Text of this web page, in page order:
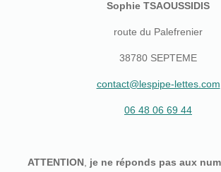
Sophie TSAOUSSIDIS
route du Palefrenier
38780 SEPTEME
contact@lespipe-lettes.com
06 48 06 69 44
ATTENTION, je ne réponds pas aux